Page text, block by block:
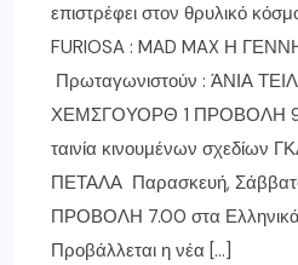
επιστρέφει στον θρυλικό
FURIOSA : MAD MAX Η
Πρωταγωνιστούν : ΆΝΙΑ
ΧΕΜΣΓΟΥΟΡΘ 1 ΠΡΟΒΟΛΗ
ταινία κινουμένων
ΠΕΤΑΛΑ Παρασκευή, Σάββατο
ΠΡΟΒΟΛΗ 7.00 στα
Προβάλλεται η νέα […]